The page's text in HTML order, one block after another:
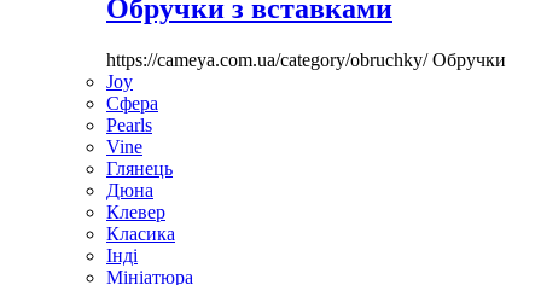
Обручки з вставками
https://cameya.com.ua/category/obruchky/Обручки
Joy
Сфера
Pearls
Vine
Глянець
Дюна
Клевер
Класика
Інді
Мініатюра